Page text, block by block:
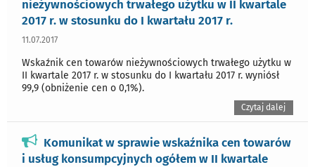
nieżywnościowych trwałego użytku w II kwartale
2017 r. w stosunku do I kwartału 2017 r.
11.07.2017
Wskaźnik cen towarów nieżywnościowych trwałego użytku w
II kwartale 2017 r. w stosunku do I kwartału 2017 r. wyniósł
99,9 (obniżenie cen o 0,1%).
Czytaj dalej
Komunikat w sprawie wskaźnika cen towarów
i usług konsumpcyjnych ogółem w II kwartale